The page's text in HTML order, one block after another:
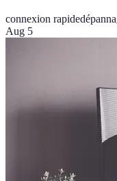
connexion rapide
Aug 5